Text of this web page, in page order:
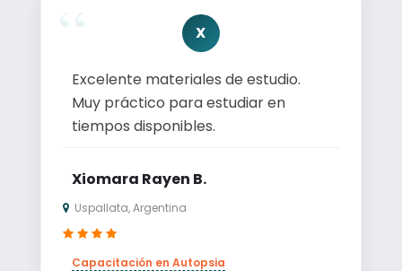
X
Excelente materiales de estudio.
Muy práctico para estudiar en
tiempos disponibles.
Xiomara Rayen B.
Uspallata, Argentina
Capacitación en Autopsia